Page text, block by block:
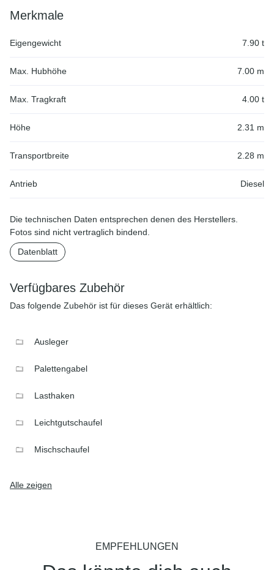
Merkmale
Eigengewicht 7.90 t
Max. Hubhöhe 7.00 m
Max. Tragkraft 4.00 t
Höhe 2.31 m
Transportbreite 2.28 m
Antrieb Diesel
Die technischen Daten entsprechen denen des Herstellers.
Fotos sind nicht vertraglich bindend.
Datenblatt
Verfügbares Zubehör
Das folgende Zubehör ist für dieses Gerät erhältlich:
Ausleger
Palettengabel
Lasthaken
Leichtgutschaufel
Mischschaufel
Alle zeigen
EMPFEHLUNGEN